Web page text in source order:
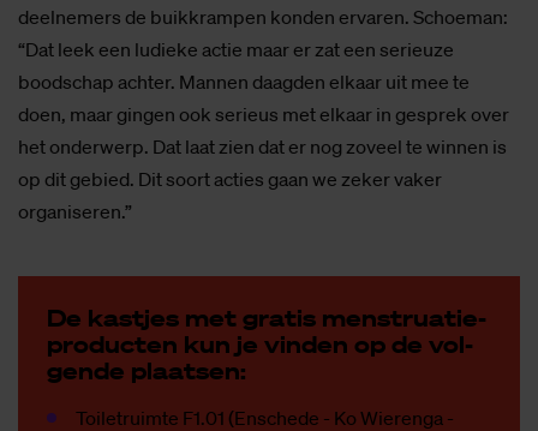
deelnemers de buikkrampen konden ervaren. Schoeman:
“Dat leek een ludieke actie maar er zat een serieuze
boodschap achter. Mannen daagden elkaar uit mee te
doen, maar gingen ook serieus met elkaar in gesprek over
het onderwerp. Dat laat zien dat er nog zoveel te winnen is
op dit gebied. Dit soort acties gaan we zeker vaker
organiseren.”
De kast­jes met gra­tis men­stru­a­tie­
pro­duc­ten kun je vin­den op de vol­
gen­de plaat­sen:
Toiletruimte F1.01 (Enschede - Ko Wierenga -